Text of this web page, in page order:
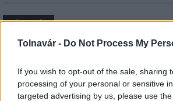
Tolnavár - Do Not Process My
If you wish to opt-out of the sale, sharing
processing of your personal or sensitive
targeted advertising by us, please use
HÍRLEVÉL
E-mail cím